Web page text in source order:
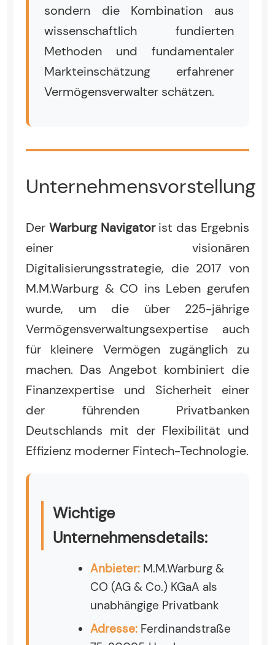
sondern die Kombination aus
wissenschaftlich fundierten
Methoden und fundamentaler
Markteinschätzung erfahrener
Vermögensverwalter schätzen.
Unternehmensvorstellung
Der Warburg Navigatorist das Ergebnis
einer visionären
Digitalisierungsstrategie, die 2017 von
M.M.Warburg & CO ins Leben gerufen
wurde, um die über 225-jährige
Vermögensverwaltungsexpertise auch
für kleinere Vermögen zugänglich zu
machen. Das Angebot kombiniert die
Finanzexpertise und Sicherheit einer
der führenden Privatbanken
Deutschlands mit der Flexibilität und
Effizienz moderner Fintech-Technologie.
Wichtige
Unternehmensdetails:
Anbieter: M.M.Warburg &
CO (AG & Co.) KGaA als
unabhängige Privatbank
Adresse: Ferdinandstraße